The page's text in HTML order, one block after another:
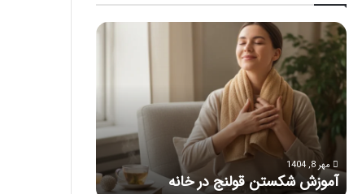
ماساژ
برای
بهبود
تمرکز
ذهنی؛
با
این
حواس‌جمع
شوید!
مرداد 6, 1404
ماساژ برای بهبود تمرکز ذهنی؛ با این
ماساژ حواس‌جمع شوید!
راهنمای
بعد
از